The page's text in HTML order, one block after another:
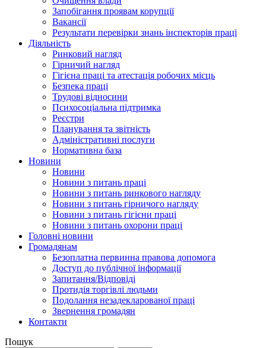
Запобігання проявам корупції
Вакансії
Результати перевірки знань інспекторів праці
Діяльність
Ринковий нагляд
Гірничий нагляд
Гігієна праці та атестація робочих місць
Безпека праці
Трудові відносини
Психосоціальна підтримка
Реєстри
Планування та звітність
Адміністративні послуги
Нормативна база
Новини
Новини
Новини з питань праці
Новини з питань ринкового нагляду
Новини з питань гірничого нагляду
Новини з питань гігієни праці
Новини з питань охорони праці
Головні новини
Громадянам
Безоплатна первинна правова допомога
Доступ до публічної інформації
Запитання/Відповіді
Протидія торгівлі людьми
Подолання незадекларованої праці
Звернення громадян
Контакти
Пошук